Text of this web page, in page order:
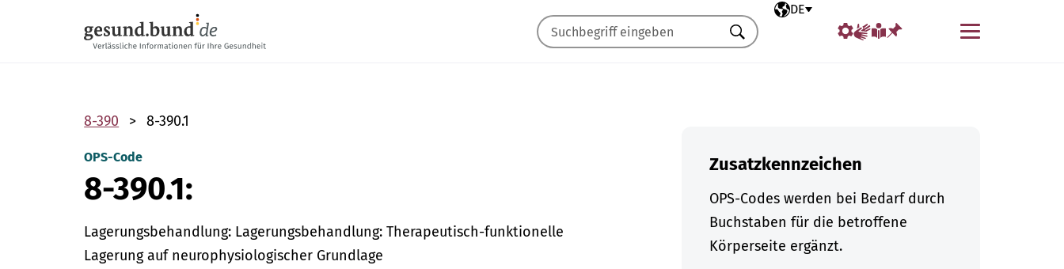
Ausgewählte Sprache
DE
Menü
Suchen
8-390 8-390.1
OPS-Code
8-390.1:
Lagerungsbehandlung: Lagerungsbehandlung: Therapeutisch-funktionelle
Lagerung auf neurophysiologischer Grundlage
Zusatzkennzeichen
OPS-Codes werden bei Bedarf durch
Buchstaben für die betroffene
Körperseite ergänzt.